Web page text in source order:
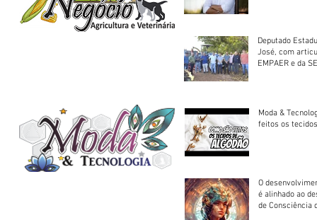
Deputado
José, com
EMPAER e da
Moda &
feitos os
O
é alinhado ao
de Consciência